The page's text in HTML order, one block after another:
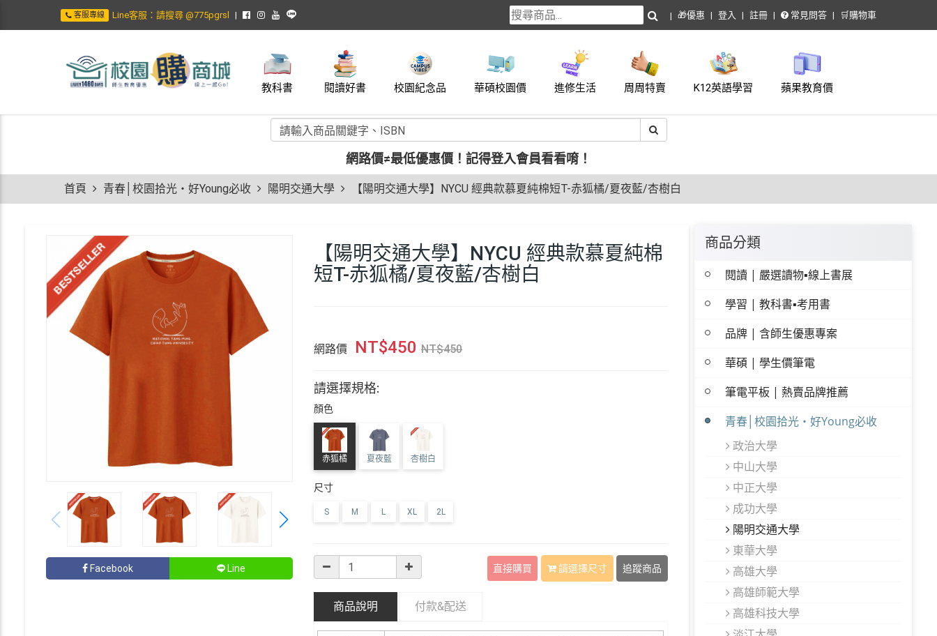
客服專線 Line客服：請搜尋 @775pgrsl 🎁優惠 登入 註冊 常見問答 🛒購物車
教科書 閱讀好書 校園紀念品 華碩校園價 進修生活 周周特賣 K12英語學習 蘋果教育價
網路價≠最低優惠價！ 記得登入會員看看唷！
首頁 青春│校園拾光・好Young必收 陽明交通大學 【陽明交通大學】NYCU 經典款慕夏純棉短T-赤狐橘/夏夜藍/杏樹白
商品分類
閱讀 | 嚴選讀物▪線上書展
學習 | 教科書▪考用書
品牌 | 含師生優惠專案
華碩 | 學生價筆電
筆電平板 | 熱賣品牌推薦
青春│校園拾光・好Young必收
政治大學
中山大學
中正大學
成功大學
陽明交通大學
東華大學
高雄大學
高雄師範大學
高雄科技大學
Facebook Line
【陽明交通大學】NYCU 經典款慕夏純棉
短T-赤狐橘/夏夜藍/杏樹白
網路價 NT$450 NT$450
請選擇規格:
顏色
赤狐橘 夏夜藍 杏樹白
尺寸
S M L XL 2L
直接購買 請選擇尺寸 追蹤商品
商品說明 付款&配送